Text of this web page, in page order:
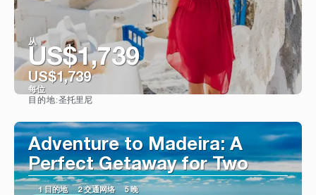
从
US$1,739
US$1,739
每位
目的地:圣托里尼
Adventure to Madeira: A
Perfect Getaway for Two
1 目的地 2 交通网络 5 晚